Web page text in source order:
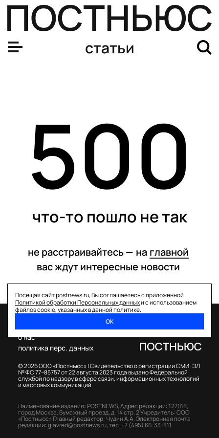
статьи
500
что-то пошло не так
не расстраивайтесь — на главной
вас ждут интересные новости
Посещая сайт postnews.ru, Вы соглашаетесь с приложенной
Политикой обработки Персональных данныхи с использованием
файлов cookie, указанных в данной политике.
ОК
© 2026 ООО «Постньюс» |Свидетельство о регистрации СМИ: ЭЛ
№ ФС 77–85757 от 22 августа 2023 года выдано Федеральной
службой по надзору в сфере связи, информационных технологий
и массовых коммуникаций
о нас
политика перс. данных
Наименование издания: POSTNEWS,Адрес редакции: 127015,
город Москва, Бумажный проезд, д. 14 стр. 2Учредитель: ООО
«Постньюс» Главный редактор: Чудин А.А.Электронная почта
редакции:glavred@postnews.ru,тел. +7 (495) 66-33-811